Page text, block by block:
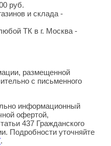
руб.
и склада -
ТК в г. Москва -
размещенной
с письменного
информационный
офертой,
437 Гражданского
Подробности уточняйте
.